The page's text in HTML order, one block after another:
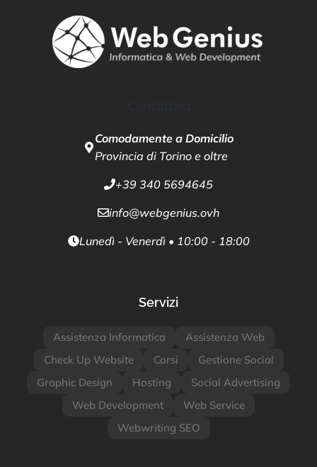
Comodamente a Domicilio
Provincia di Torino e oltre
+39 340 5694645
info@webgenius.ovh
Lunedì - Venerdì • 10:00 - 18:00
Servizi
Assistenza Informatica
Assistenza Web
Check Up Website
Corsi
Gestione Social
Graphic Design
Hosting
Social Advertising
Web Development
Web Service
Webwriting SEO